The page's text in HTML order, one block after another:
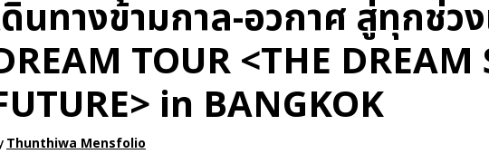
ดินทางข้ามกาล-อวกาศ สู่ทุกช่ว
TOUR <THE
in BANGKOK
Thunthiwa Mensfolio